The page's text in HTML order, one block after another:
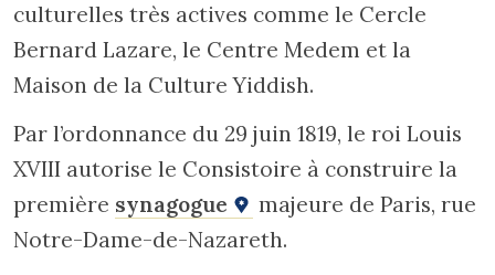
culturelles très actives comme le Cercle
Bernard Lazare, le Centre Medem et la
Maison de la Culture Yiddish.
Par l’ordonnance du 29 juin 1819, le roi Louis
XVIII autorise le Consistoire à construire la
première synagogue
majeure de Paris, rue
Notre-Dame-de-Nazareth.